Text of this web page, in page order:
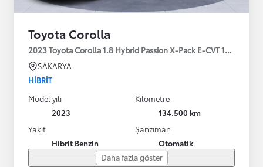
Toyota Corolla
2023 Toyota Corolla 1.8 Hybrid Passion X-Pack E-CVT 140HP
SAKARYA
HIBRIT
Model yılı
2023
Kilometre
134.500 km
Yakıt
Hibrit Benzin
Şanzıman
Otomatik
Daha fazla göster